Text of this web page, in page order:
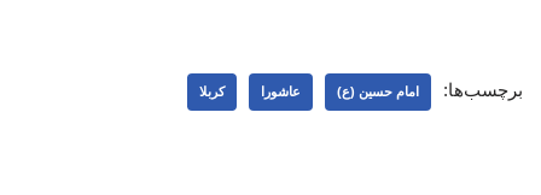
برچسب‌ها: امام حسین (ع) عاشورا کربلا